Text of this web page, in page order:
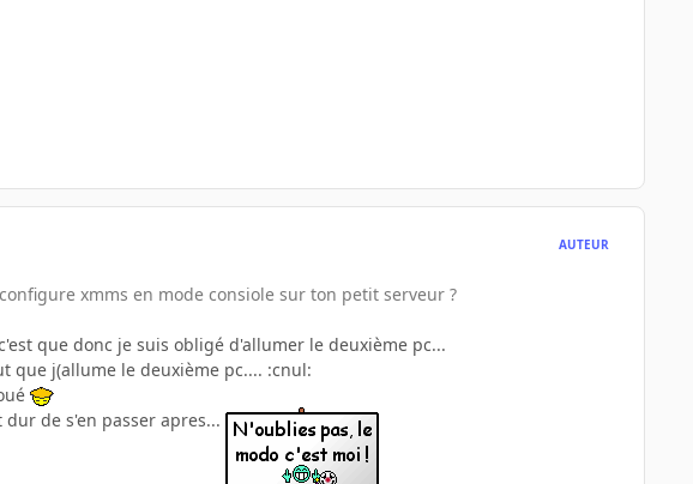
AUTEUR
xmms en mode consiole sur ton petit serveur ?
que donc je suis obligé d'allumer le deuxième pc...
que j(allume le deuxième pc.... :cnul:
de s'en passer apres...